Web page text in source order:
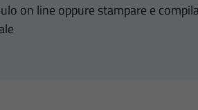
on line oppure stampare e